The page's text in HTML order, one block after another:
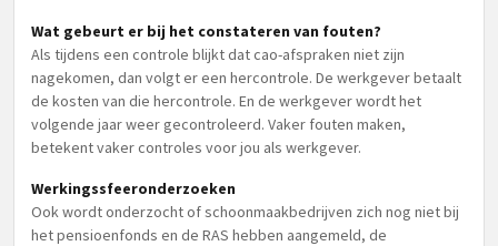
Wat gebeurt er bij het constateren van fouten?
Als tijdens een controle blijkt dat cao-afspraken niet zijn
nagekomen, dan volgt er een hercontrole. De werkgever betaalt
de kosten van die hercontrole. En de werkgever wordt het
volgende jaar weer gecontroleerd. Vaker fouten maken,
betekent vaker controles voor jou als werkgever.
Werkingssfeeronderzoeken
Ook wordt onderzocht of schoonmaakbedrijven zich nog niet bij
het pensioenfonds en de RAS hebben aangemeld, de